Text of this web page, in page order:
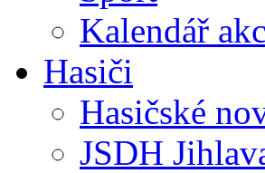
Kalendář
Hasiči
Hasičské
JSDH